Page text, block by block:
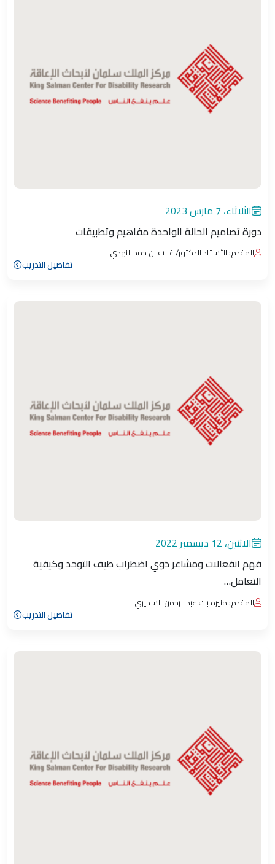
الثلاثاء، 7 مارس 2023
دورة تصاميم الحالة الواحدة مفاهيم وتطبيقات
المقدم: الأستاذ الدكتور/ غالب بن حمد النهدي
تفاصيل التدريب
الاثنين، 12 ديسمبر 2022
فهم انفعالات ومشاعر ذوي اضطراب طيف التوحد وكيفية
التعامل…
المقدم: منيره بنت عبد الرحمن السديري
تفاصيل التدريب